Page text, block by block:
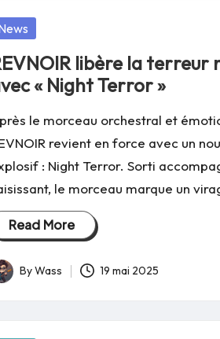
libère la terreur
« Night Terror »
le morceau orchestral et
revient en force avec un
: Night Terror. Sorti
le morceau marque un
Read More
ByWass 19 mai 2025